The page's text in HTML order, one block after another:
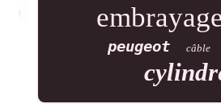
peugeot câble